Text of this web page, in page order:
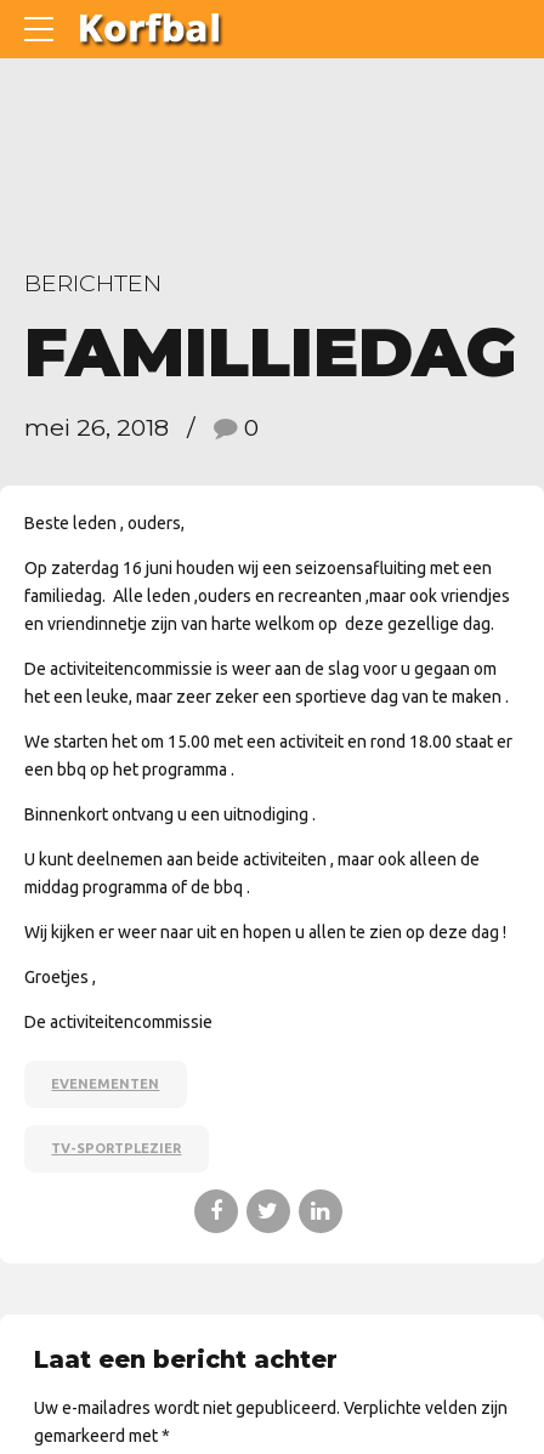
BERICHTEN
FAMILLIEDAG
mei 26, 2018 0
Beste leden , ouders,
Op zaterdag 16 juni houden wij een seizoensafluiting met een
familiedag. Alle leden ,ouders en recreanten ,maar ook vriendjes
en vriendinnetje zijn van harte welkom op deze gezellige dag.
De activiteitencommissie is weer aan de slag voor u gegaan om
het een leuke, maar zeer zeker een sportieve dag van te maken .
We starten het om 15.00 met een activiteit en rond 18.00 staat er
een bbq op het programma .
Binnenkort ontvang u een uitnodiging .
U kunt deelnemen aan beide activiteiten , maar ook alleen de
middag programma of de bbq .
Wij kijken er weer naar uit en hopen u allen te zien op deze dag !
Groetjes ,
De activiteitencommissie
EVENEMENTEN
TV-SPORTPLEZIER
Laat een bericht achter
Uw e-mailadres wordt niet gepubliceerd. Verplichte velden zijn
gemarkeerd met *